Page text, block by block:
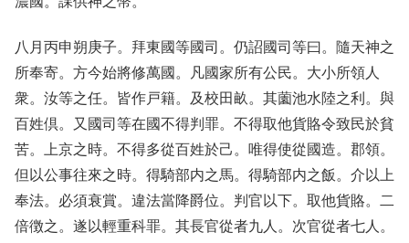
八月丙申朔庚子。拜東國等國司。仍詔國司等曰。隨天神之
所奉寄。方今始將修萬國。凡國家所有公民。大小所領人
衆。汝等之任。皆作戸籍。及校田畝。其薗池水陸之利。與
百姓倶。又國司等在國不得判罪。不得取他貨賂令致民於貧
苦。上京之時。不得多從百姓於己。唯得使從國造。郡領。
但以公事往來之時。得騎部内之馬。得騎部内之飯。介以上
奉法。必須衰賞。違法當降爵位。判官以下。取他貨賂。二
倍徴之。遂以輕重科罪。其長官從者九人。次官從者七人。